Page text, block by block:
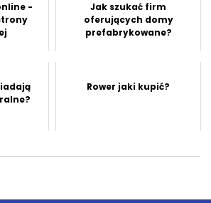
-
Jak szukać firm
oferujących domy
prefabrykowane?
Rower jaki kupić?